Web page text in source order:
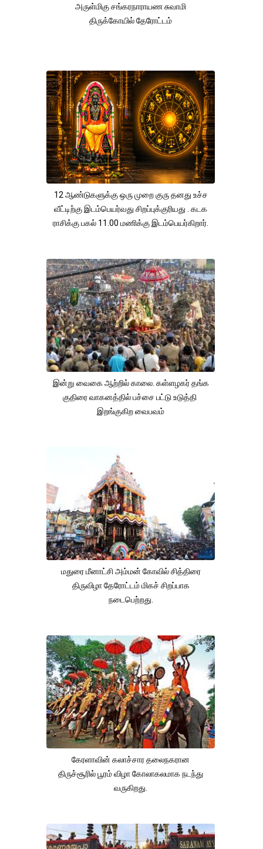
அருள்மிகு சங்கரநாராயண சுவாமி
திருக்கோயில் தேரோட்டம்
12 ஆண்டுகளுக்கு ஒரு முறை குரு தனது உச்ச
வீட்டிற்கு இடம்பெயர்வது சிறப்புக்குரியது . கடக
ராசிக்கு பகல் 11.00 மணிக்கு இடம்பெயர்கிறார்.
இன்று வைகை ஆற்றில் காலை. கள்ளழகர் தங்க
குதிரை வாகனத்தில் பச்சை பட்டு உடுத்தி
இறங்குகிற வைபவம்
மதுரை மீனாட்சி அம்மன் கோவில் சித்திரை
திருவிழா தேரோட்டம் மிகச் சிறப்பாக
நடைபெற்றது.
கேரளாவின் கலாச்சார தலைநகரான
திருச்சூரில் பூரம் விழா கோலாகலமாக நடந்து
வருகிறது.